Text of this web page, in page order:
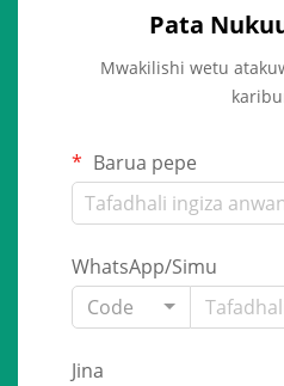
Pata
Mwakilishi wetu
Barua pepe
WhatsApp/Simu
Code
Jina